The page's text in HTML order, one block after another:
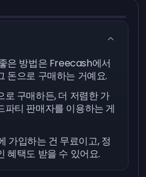
은 방법은 Freecash에서
돈으로 구매하는 거예요.
구매하든, 더 저렴한 가
파티 판매자를 이용하는 게
가입하는 건 무료이고, 정
혜택도 받을 수 있어요.